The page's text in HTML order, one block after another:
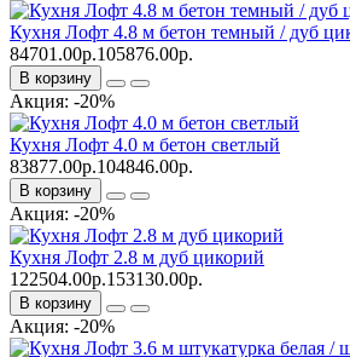
Кухня Лофт 4.8 м бетон темный / дуб
84701.00р.105876.00р.
В корзину
Акция: -20%
Кухня Лофт 4.0 м бетон светлый
83877.00р.104846.00р.
В корзину
Акция: -20%
Кухня Лофт 2.8 м дуб цикорий
122504.00р.153130.00р.
В корзину
Акция: -20%